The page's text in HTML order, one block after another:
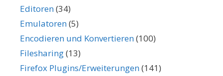
Editoren(34)
Emulatoren(5)
Encodieren und Konvertieren(100)
Filesharing(13)
Firefox Plugins/Erweiterungen(141)